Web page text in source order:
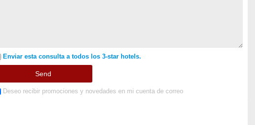
Enviar esta consulta a todos los 3-star hotels.
Deseo recibir promociones y novedades en mi cuenta de correo